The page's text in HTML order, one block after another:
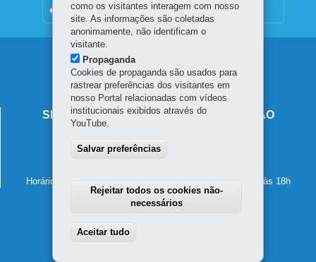
OUVIDORIA
Navegação
principal
SECRETARIA DE ESTADO DA EDUCAÇÃO
80610-011-Curitiba
Horário de atendimento: de segunda a sexta-feira, das 8h às 18h
como os visitantes interagem com nosso
site. As informações são coletadas
anonimamente, não identificam o
visitante.
Propaganda
Cookies de propaganda são usados para
rastrear preferências dos visitantes em
nosso Portal relacionadas com vídeos
institucionais exibidos através do
YouTube.
Salvar preferências
Rejeitar todos os cookies não-
necessários
Aceitar tudo